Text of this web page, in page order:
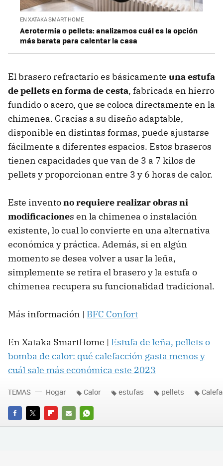
EN XATAKA SMART HOME
Aerotermia o pellets: analizamos cuál es la opción
más barata para calentar la casa
El brasero refractario es básicamente una estufa
de pellets en forma de cesta, fabricada en hierro
fundido o acero, que se coloca directamente en la
chimenea. Gracias a su diseño adaptable,
disponible en distintas formas, puede ajustarse
fácilmente a diferentes espacios. Estos braseros
tienen capacidades que van de 3 a 7 kilos de
pellets y proporcionan entre 3 y 6 horas de calor.
Este inventono requiere realizar obras ni
modificaciones en la chimenea o instalación
existente, lo cual lo convierte en una alternativa
económica y práctica. Además, si en algún
momento se desea volver a usar la leña,
simplemente se retira el brasero y la estufa o
chimenea recupera su funcionalidad tradicional.
Más información | BFC Confort
En Xataka SmartHome | Estufa de leña, pellets o
bomba de calor: qué calefacción gasta menos y
cuál sale más económica este 2023
FACEBOOK
TWITTERFLIPBOARD
E-
WHATSAPP
TEMAS Hogar Calor estufas pellets